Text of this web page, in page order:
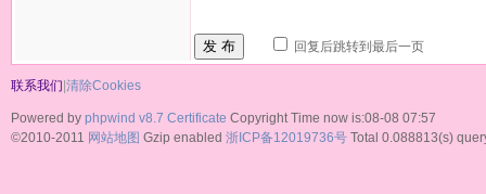
发 布 回复后跳转到最后一页
联系我们|清除Cookies
Powered by phpwind v8.7 Certificate Copyright Time now is:08-08 07:57
©2010-2011 网站地图 Gzip enabled 浙ICP备12019736号 Total 0.088813(s)